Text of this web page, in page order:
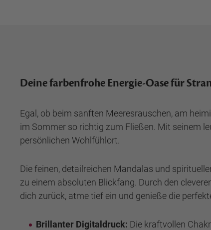
Deine farbenfrohe Energie-Oase für
Egal, ob beim sanften Meeresrauschen, am
im Sommer so richtig zum Fließen. Mit seinem
persönlichen Wohlfühlort.
Die feinen, detailreichen Mandalas und
zu einem absoluten Blickfang. Durch den
dich zurück, atme tief ein und genieße die
Brillanter Digitaldruck: Die kraftvollen